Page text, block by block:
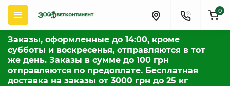
Заказы, оформленные до 14:00, кроме
субботы и воскресенья, отправляются в тот
же день. Заказы в сумме до 100 грн
отправляются по предоплате. Бесплатная
доставка на заказы от 3000 грн до 25 кг
0